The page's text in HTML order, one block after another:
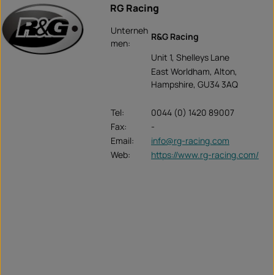
RG Racing
Unterneh
men:
R&G Racing
Unit 1, Shelleys Lane
East Worldham, Alton,
Hampshire, GU34 3AQ
Tel:
0044 (0) 1420 89007
Fax:
-
Email:
info@rg-racing.com
Web:
https://www.rg-racing.com/